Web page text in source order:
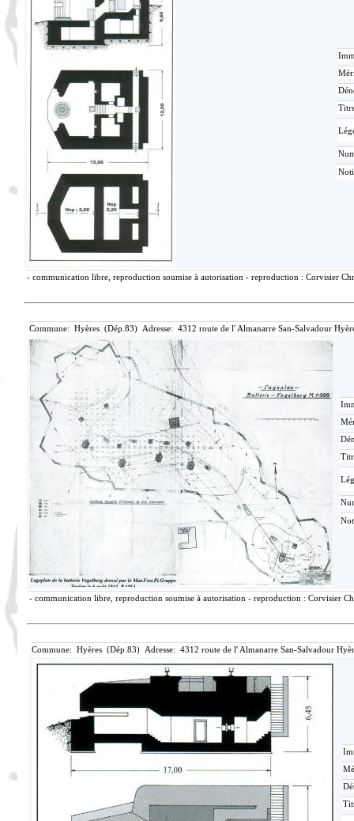
- communication libre, reproduction soumise à autorisation - reproduction : Corvisier
Commune: Hyères (Dép.83) Adresse: 4312 route de l' Almanarre San-Salvadour
- communication libre, reproduction soumise à autorisation - reproduction : Corvisier
Commune: Hyères (Dép.83) Adresse: 4312 route de l' Almanarre San-Salvadour